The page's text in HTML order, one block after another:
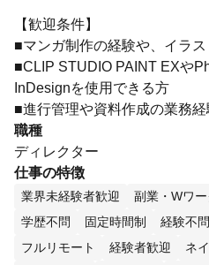
【歓迎条件】
■マンガ制作の経験や、イラ
■CLIP STUDIO PAINT EXや
InDesignを使用できる方
■進行管理や資料作成の業務
職種
ディレクター
仕事の特徴
業界未経験者歓迎 副業・Wワ
学歴不問
固定時間制 経験不問
フルリモート
経験者歓迎 ネ